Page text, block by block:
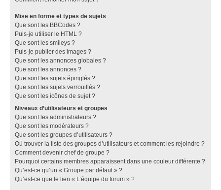
Mise en forme et types de sujets
Que sont les BBCodes ?
Puis-je utiliser le HTML ?
Que sont les smileys ?
Puis-je publier des images ?
Que sont les annonces globales ?
Que sont les annonces ?
Que sont les sujets épinglés ?
Que sont les sujets verrouillés ?
Que sont les icônes de sujet ?
Niveaux d’utilisateurs et groupes
Que sont les administrateurs ?
Que sont les modérateurs ?
Que sont les groupes d’utilisateurs ?
Où trouver la liste des groupes d’utilisateurs et comment les rejoindre ?
Comment devenir chef de groupe ?
Pourquoi certains membres apparaissent dans une couleur différente ?
Qu’est-ce qu’un « Groupe par défaut » ?
Qu’est-ce que le lien « L’équipe du forum » ?